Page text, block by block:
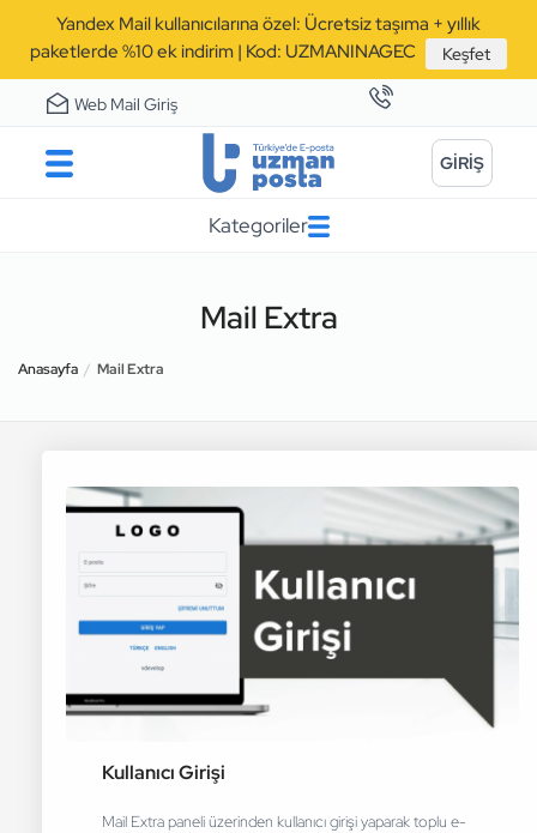
Yandex Mail kullanıcılarına özel: Ücretsiz taşıma + yıllık
paketlerde %10 ek indirim | Kod: UZMANINAGEC
Keşfet
Web Mail Giriş
GİRİŞ
Kategoriler
Mail Extra
Anasayfa Mail Extra
Kullanıcı Girişi
Mail Extra paneli üzerinden kullanıcı girişi yaparak toplu e-